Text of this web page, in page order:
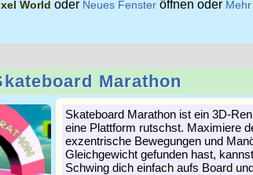
World oder Neues Fenster öffnen oder
Marathon
Skateboard Marathon ist ein 3D-
eine Plattform rutschst. Maximiere
exzentrische Bewegungen und
Gleichgewicht gefunden hast,
Schwing dich einfach aufs Board